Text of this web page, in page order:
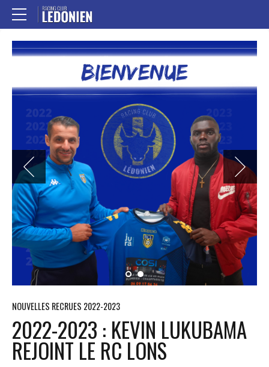
NOUVELLES RECRUES 2022-2023
2022-2023 : KEVIN LUKUBAMA
REJOINT LE RC LONS